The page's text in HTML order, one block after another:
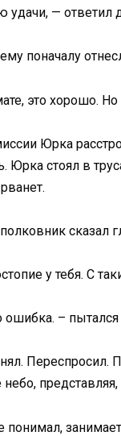
— ответил
поначалу
это хорошо.
Юрка
Юрка стоял в
сказал
у тебя. С
ошибка. –
понимал,